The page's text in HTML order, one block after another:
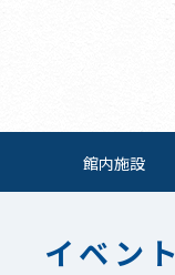
館内施設
イベント